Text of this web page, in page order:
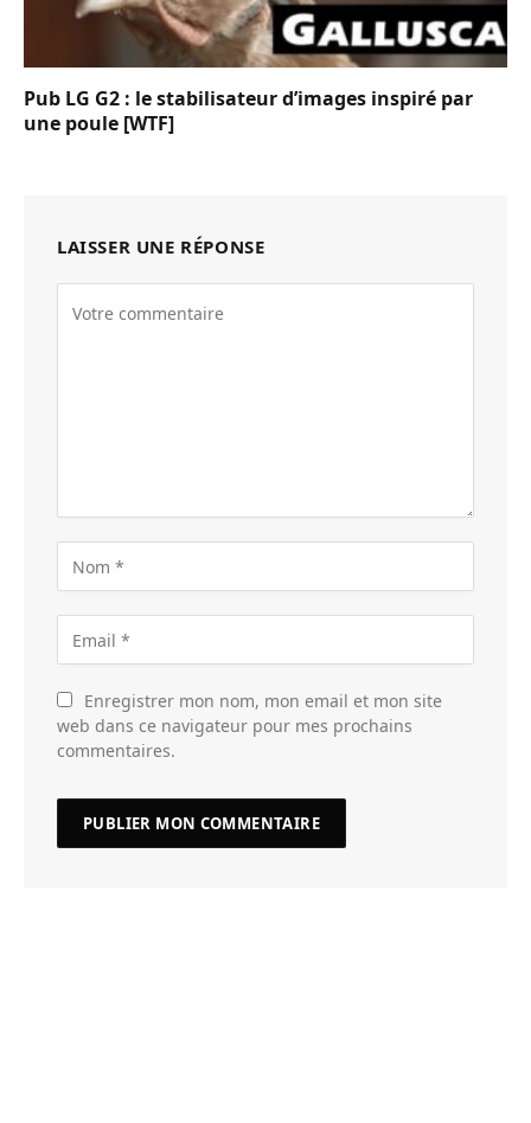
Pub LG G2 : le stabilisateur d’images inspiré par
une poule [WTF]
LAISSER UNE RÉPONSE
Enregistrer mon nom, mon email et mon site
web dans ce navigateur pour mes prochains
commentaires.